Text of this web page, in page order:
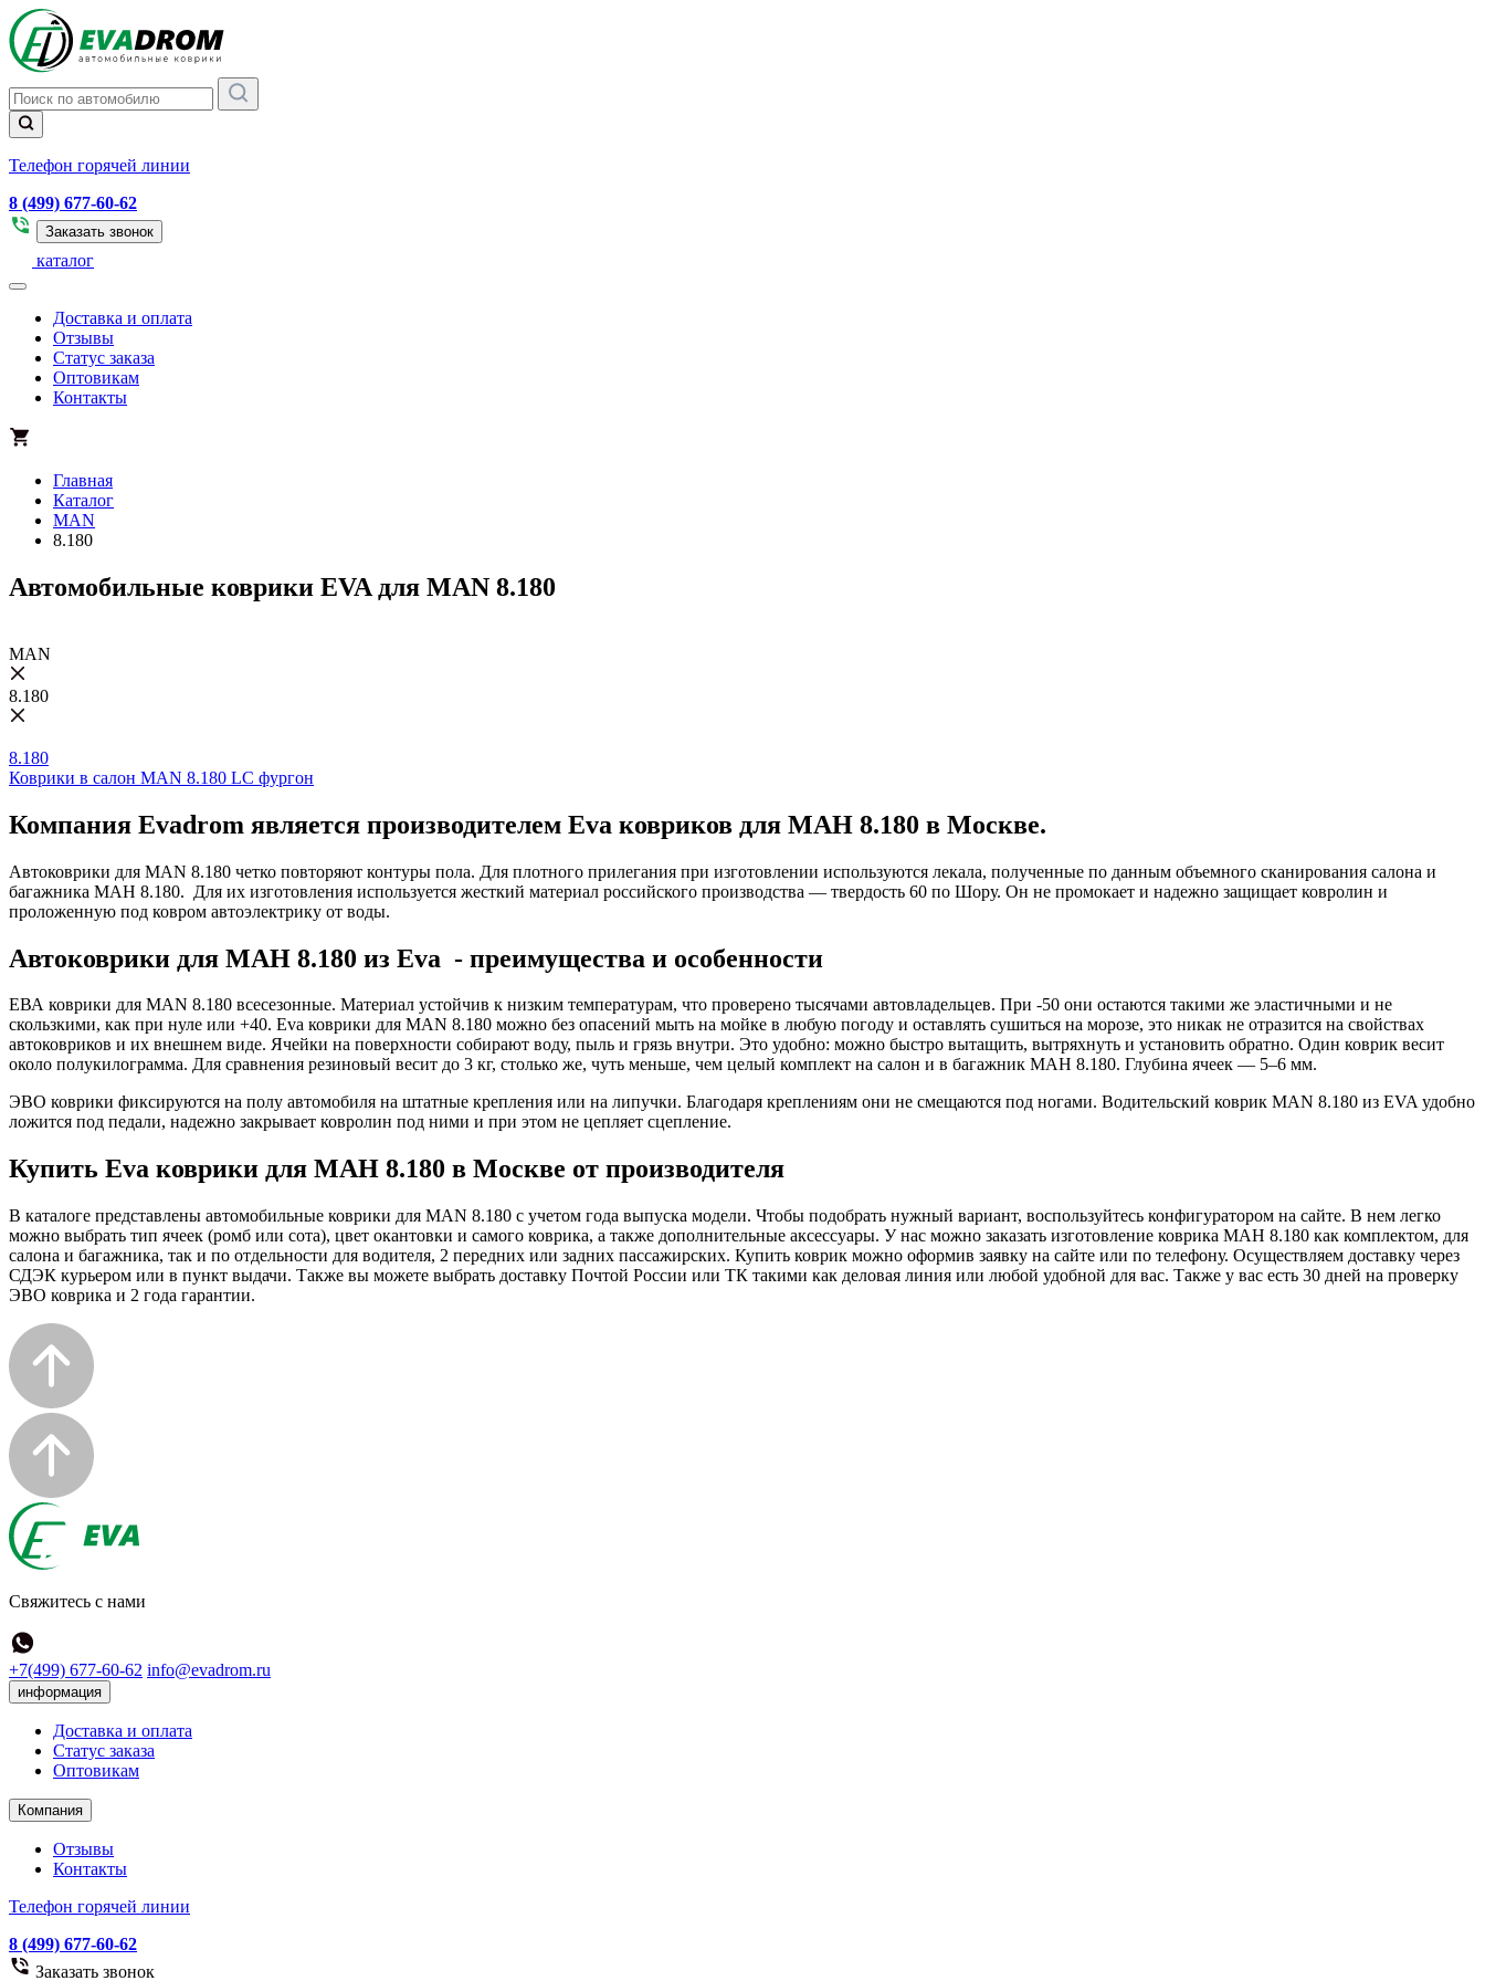
Телефон горячей линии
8 (499) 677-60-62
Заказать звонок
каталог
Доставка и оплата
Отзывы
Статус заказа
Оптовикам
Контакты
Главная
Каталог
MAN
8.180
Автомобильные коврики EVA для MAN 8.180
MAN
8.180
8.180
Коврики в салон MAN 8.180 LC фургон
Компания Evadrom является производителем Eva ковриков для МАН 8.180 в Москве.
Автоковрики для MAN 8.180 четко повторяют контуры пола. Для плотного прилегания при изготовлении используются лекала, полученные по данным объемного сканирования салона и
багажника МАН 8.180. Для их изготовления используется жесткий материал российского производства — твердость 60 по Шору. Он не промокает и надежно защищает ковролин и
проложенную под ковром автоэлектрику от воды.
Автоковрики для МАН 8.180 из Eva - преимущества и особенности
ЕВА коврики для MAN 8.180 всесезонные. Материал устойчив к низким температурам, что проверено тысячами автовладельцев. При -50 они остаются такими же эластичными и не
скользкими, как при нуле или +40. Eva коврики для MAN 8.180 можно без опасений мыть на мойке в любую погоду и оставлять сушиться на морозе, это никак не отразится на свойствах
автоковриков и их внешнем виде. Ячейки на поверхности собирают воду, пыль и грязь внутри. Это удобно: можно быстро вытащить, вытряхнуть и установить обратно. Один коврик весит
около полукилограмма. Для сравнения резиновый весит до 3 кг, столько же, чуть меньше, чем целый комплект на салон и в багажник МАН 8.180. Глубина ячеек — 5–6 мм.
ЭВО коврики фиксируются на полу автомобиля на штатные крепления или на липучки. Благодаря креплениям они не смещаются под ногами. Водительский коврик MAN 8.180 из EVA удобно
ложится под педали, надежно закрывает ковролин под ними и при этом не цепляет сцепление.
Купить Eva коврики для МАН 8.180 в Москве от производителя
В каталоге представлены автомобильные коврики для MAN 8.180 с учетом года выпуска модели. Чтобы подобрать нужный вариант, воспользуйтесь конфигуратором на сайте. В нем легко
можно выбрать тип ячеек (ромб или сота), цвет окантовки и самого коврика, а также дополнительные аксессуары. У нас можно заказать изготовление коврика МАН 8.180 как комплектом, для
салона и багажника, так и по отдельности для водителя, 2 передних или задних пассажирских. Купить коврик можно оформив заявку на сайте или по телефону. Осуществляем доставку через
СДЭК курьером или в пункт выдачи. Также вы можете выбрать доставку Почтой России или ТК такими как деловая линия или любой удобной для вас. Также у вас есть 30 дней на проверку
ЭВО коврика и 2 года гарантии.
Свяжитесь с нами
+7(499) 677-60-62 info@evadrom.ru
информация
Доставка и оплата
Статус заказа
Оптовикам
Компания
Отзывы
Контакты
Телефон горячей линии
8 (499) 677-60-62
Заказать звонок